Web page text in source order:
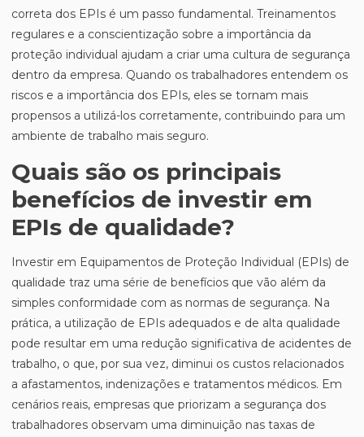
correta dos EPIs é um passo fundamental. Treinamentos
regulares e a conscientização sobre a importância da
proteção individual ajudam a criar uma cultura de segurança
dentro da empresa. Quando os trabalhadores entendem os
riscos e a importância dos EPIs, eles se tornam mais
propensos a utilizá-los corretamente, contribuindo para um
ambiente de trabalho mais seguro.
Quais são os principais
benefícios de investir em
EPIs de qualidade?
Investir em Equipamentos de Proteção Individual (EPIs) de
qualidade traz uma série de benefícios que vão além da
simples conformidade com as normas de segurança. Na
prática, a utilização de EPIs adequados e de alta qualidade
pode resultar em uma redução significativa de acidentes de
trabalho, o que, por sua vez, diminui os custos relacionados
a afastamentos, indenizações e tratamentos médicos. Em
cenários reais, empresas que priorizam a segurança dos
trabalhadores observam uma diminuição nas taxas de